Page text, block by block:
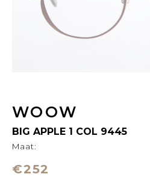
WOOW
BIG APPLE 1 COL 9445
Maat:
€252